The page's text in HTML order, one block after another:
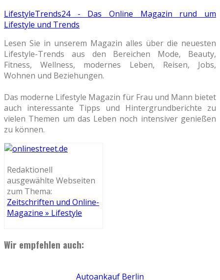
LifestyleTrends24 - Das Online Magazin rund um
Lifestyle und Trends
Lesen Sie in unserem Magazin alles über die neuesten
Lifestyle-Trends aus den Bereichen Mode, Beauty,
Fitness, Wellness, modernes Leben, Reisen, Jobs,
Wohnen und Beziehungen.
Das moderne Lifestyle Magazin für Frau und Mann bietet
auch interessante Tipps und Hintergrundberichte zu
vielen Themen um das Leben noch intensiver genießen
zu können.
Redaktionell
ausgewählte Webseiten
zum Thema:
Zeitschriften und Online-
Magazine » Lifestyle
Wir empfehlen auch:
Autoankauf Berlin